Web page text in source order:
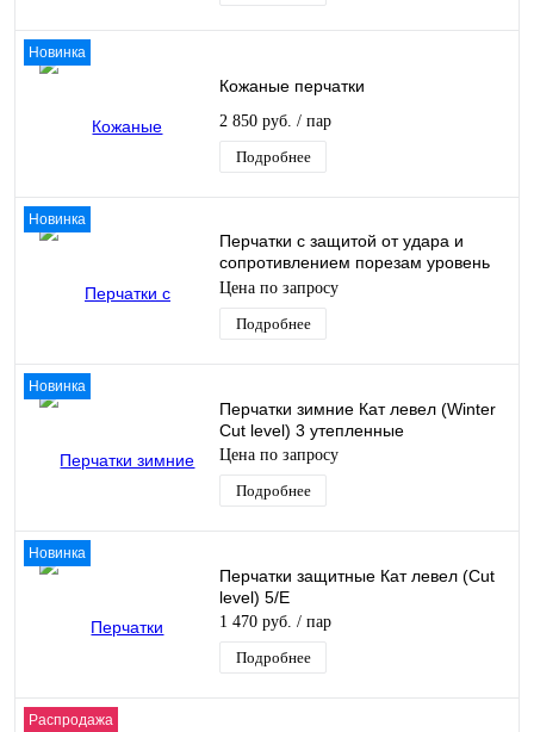
Новинка
Кожаные перчатки
2 850 руб. / пар
Подробнее
Новинка
Перчатки с защитой от удара и
сопротивлением порезам уровень
5
Цена по запросу
Подробнее
Новинка
Перчатки зимние Кат левел (Winter
Cut level) 3 утепленные
Цена по запросу
Подробнее
Новинка
Перчатки защитные Кат левел (Cut
level) 5/E
1 470 руб. / пар
Подробнее
Распродажа